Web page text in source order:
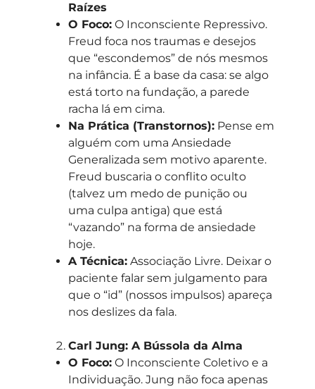
Raízes
O Foco:O Inconsciente Repressivo.
Freud foca nos traumas e desejos
que “escondemos” de nós mesmos
na infância. É a base da casa: se algo
está torto na fundação, a parede
racha lá em cima.
Na Prática (Transtornos):Pense em
alguém com uma Ansiedade
Generalizada sem motivo aparente.
Freud buscaria o conflito oculto
(talvez um medo de punição ou
uma culpa antiga) que está
“vazando” na forma de ansiedade
hoje.
A Técnica:Associação Livre. Deixar o
paciente falar sem julgamento para
que o “id” (nossos impulsos) apareça
nos deslizes da fala.
Carl Jung: A Bússola da Alma
O Foco:O Inconsciente Coletivo e a
Individuação. Jung não foca apenas